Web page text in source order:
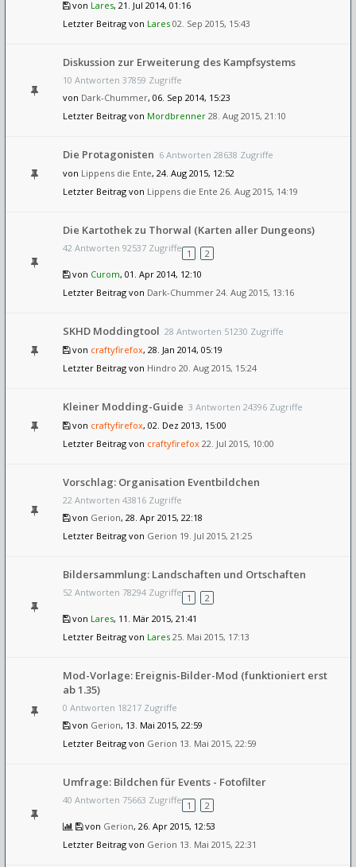
von Lares, 21. Jul 2014, 01:16
Letzter Beitrag von Lares 02. Sep 2015, 15:43
Diskussion zur Erweiterung des Kampfsystems
10 Antworten 37859 Zugriffe
von Dark-Chummer, 06. Sep 2014, 15:23
Letzter Beitrag von Mordbrenner 28. Aug 2015, 21:10
Die Protagonisten 6 Antworten 28638 Zugriffe
von Lippens die Ente, 24. Aug 2015, 12:52
Letzter Beitrag von Lippens die Ente 26. Aug 2015, 14:19
Die Kartothek zu Thorwal (Karten aller Dungeons)
42 Antworten 92537 Zugriffe 1
2
von Curom, 01. Apr 2014, 12:10
Letzter Beitrag von Dark-Chummer 24. Aug 2015, 13:16
SKHD Moddingtool 28 Antworten 51230 Zugriffe
von craftyfirefox, 28. Jan 2014, 05:19
Letzter Beitrag von Hindro 20. Aug 2015, 15:24
Kleiner Modding-Guide 3 Antworten 24396 Zugriffe
von craftyfirefox, 02. Dez 2013, 15:00
Letzter Beitrag von craftyfirefox 22. Jul 2015, 10:00
Vorschlag: Organisation Eventbildchen
22 Antworten 43816 Zugriffe
von Gerion, 28. Apr 2015, 22:18
Letzter Beitrag von Gerion 19. Jul 2015, 21:25
Bildersammlung: Landschaften und Ortschaften
52 Antworten 78294 Zugriffe 1
2
von Lares, 11. Mär 2015, 21:41
Letzter Beitrag von Lares 25. Mai 2015, 17:13
Mod-Vorlage: Ereignis-Bilder-Mod (funktioniert erst
ab 1.35)
0 Antworten 18217 Zugriffe
von Gerion, 13. Mai 2015, 22:59
Letzter Beitrag von Gerion 13. Mai 2015, 22:59
Umfrage: Bildchen für Events - Fotofilter
40 Antworten 75663 Zugriffe 1
2
von Gerion, 26. Apr 2015, 12:53
Letzter Beitrag von Gerion 13. Mai 2015, 22:31